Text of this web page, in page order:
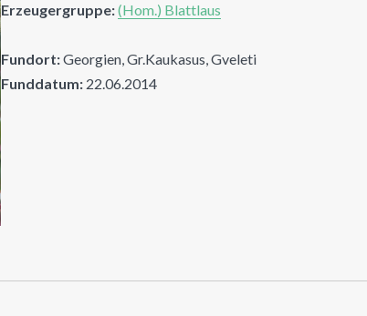
Erzeugergruppe:(Hom.) Blattlaus
Fundort:Georgien, Gr.Kaukasus, Gveleti
Funddatum: 22.06.2014